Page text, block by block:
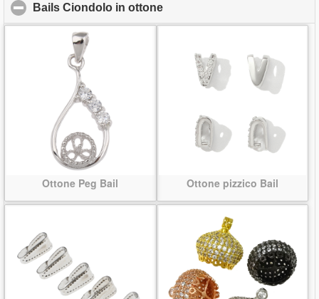
Bails Ciondolo in ottone
Ottone Peg Bail Ottone pizzico Bail